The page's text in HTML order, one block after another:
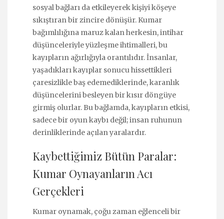
sosyal bağları da etkileyerek kişiyi köşeye
sıkıştıran bir zincire dönüşür. Kumar
bağımlılığına maruz kalan herkesin, intihar
düşünceleriyle yüzleşme ihtimalleri, bu
kayıpların ağırlığıyla orantılıdır. İnsanlar,
yaşadıkları kayıplar sonucu hissettikleri
çaresizlikle baş edemediklerinde, karanlık
düşüncelerini besleyen bir kısır döngüye
girmiş olurlar. Bu bağlamda, kayıpların etkisi,
sadece bir oyun kaybı değil; insan ruhunun
derinliklerinde açılan yaralardır.
Kaybettiğimiz Bütün Paralar:
Kumar Oynayanların Acı
Gerçekleri
Kumar oynamak, çoğu zaman eğlenceli bir